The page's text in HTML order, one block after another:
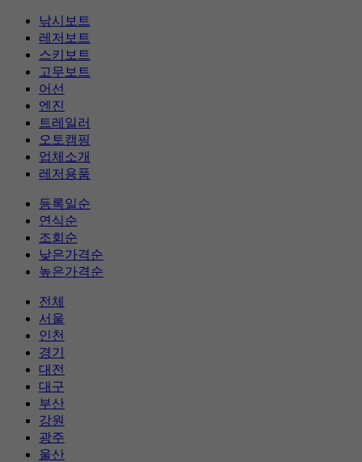
낚시보트
레저보트
스키보트
고무보트
어선
엔진
트레일러
오토캠핑
업체소개
레저용품
등록일순
연식순
조회순
낮은가격순
높은가격순
전체
서울
인천
경기
대전
대구
부산
강원
광주
울산